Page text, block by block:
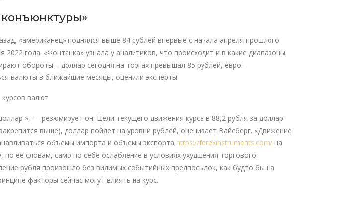
конъюнктуры»
«американец» поднялся выше 84 рублей впервые с начала апреля прошлого
года. «Фонтанка» узнала у аналитиков, что происходит и в какие диапазоны
обороты – доллар сегодня на торгах превышал 85 рублей, евро –
валюты в ближайшие месяцы, оценили эксперты.
», — резюмирует он. Цели текущего движения курса в 88,2 рубля за доллар
выше), доллар пойдет на уровни рублей, оценивает Вайсберг. «Движение
объемы импорта и объемы экспорта https://forexinstruments.com/ на
ее словам, само по себе ослабление в условиях ухудшения торгового
рубля произошло без видимых событийных предпосылок, как будто бы на
факторы сейчас могут влиять на курс.